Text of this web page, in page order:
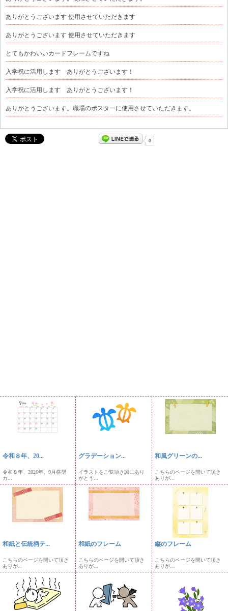
ありがとうございます 使用させていただきます
ありがとうございます 使用させていただきます
とてもかわいいカードフレームですね
入学祝に活用します ありがとうございます！
入学祝に活用します ありがとうございます！
ありがとうございます。職場のポスターに使用させていただきます。
0
令和８年、20...
令和８年、2026年、9月横型
カ...
グラデーション...
イラストをご覧頂き誠にあり
がとう...
和風グリーンの...
こちらのページを開いて頂き
ありが...
和紙と伝統柄テ...
こちらのページを開いて頂き
ありが...
和紙のフレーム
こちらのページを開いて頂き
ありが...
縦のフレーム
こちらのページを開いて頂き
ありが...